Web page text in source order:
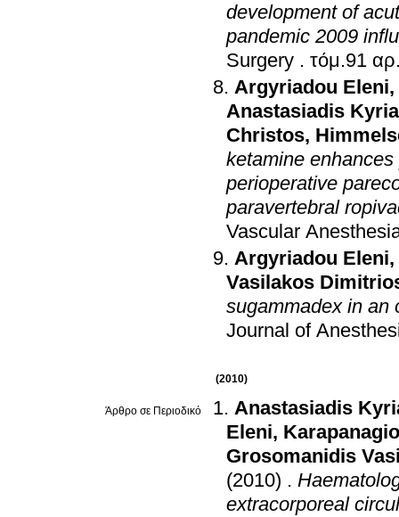
development of
pandemic 2009
Surgery .
Argyriadou Eleni,
Anastasiadis
Christos,
ketamine
perioperative
paravertebral
Vascular
Argyriadou Eleni,
Vasilakos
sugammadex in an
Journal of
(2010)
Άρθρο σε Περιοδικό
Anastasiadis
Eleni,
Grosomanidis
(2010) .
extracorporeal